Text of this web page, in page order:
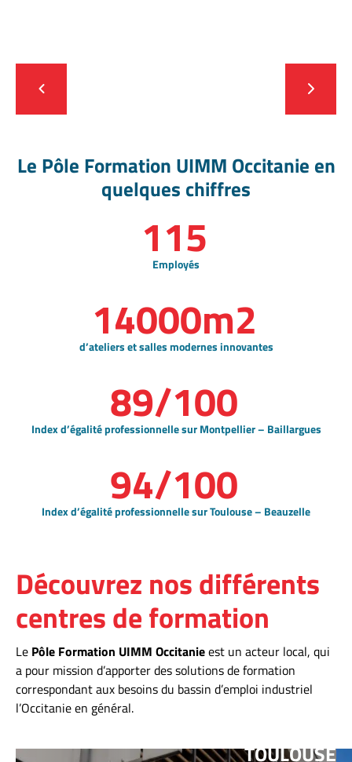
Le Pôle Formation UIMM Occitanie en
quelques chiffres
115
Employés
14000m2
d’ateliers et salles modernes innovantes
89/100
Index d’égalité professionnelle sur Montpellier – Baillargues
94/100
Index d’égalité professionnelle sur Toulouse – Beauzelle
Découvrez nos différents
centres de formation
Le Pôle Formation UIMM Occitanieest un acteur local, qui
a pour mission d’apporter des solutions de formation
correspondant aux besoins du bassin d’emploi industriel
l’Occitanie en général.
TOULOUSE